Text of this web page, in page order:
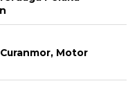
Motor